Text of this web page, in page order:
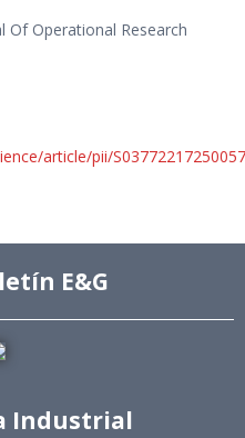
Of Operational Research
article/pii/
E&G
Industrial